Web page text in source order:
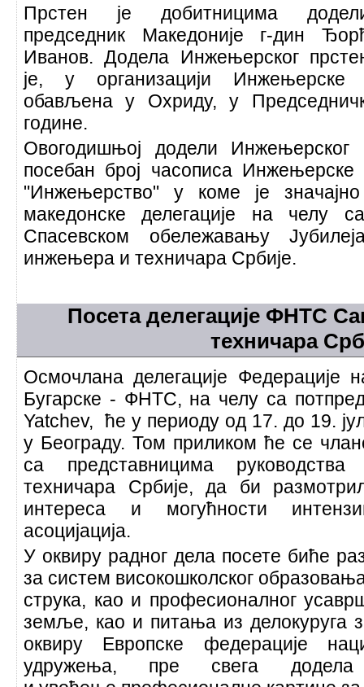
Прстен је добитницима
председник Македоније г-дин
Иванов. Додела Инжењерског
је, у организацији Инжењерске
обављена у Охриду, у
године.
Овогодишњој додели Инжењерског
посебан број часописа Инжењерске
"Инжењерство" у коме је
македонске делегације на челу
Спасевском обележавању
инжењера и техничара Србије.
Посета делегације ФНТС
техничара
Осмочлана делегације Федерације
Бугарске - ФНТС, на челу са
Yatchev, ће у периоду од 17. до 19.
у Београду. Том приликом ће се
са представницима
техничара Србије, да би
интереса и могућности
асоцијација.
У оквиру радног дела посете биће
за систем високошколског
струка, као и професионалног
земље, као и питања из делокуруга
оквиру Европске федерације
удружења, пре свега